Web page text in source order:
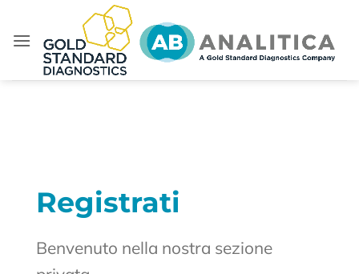
contenuti
Registrati
Benvenuto nella nostra sezione